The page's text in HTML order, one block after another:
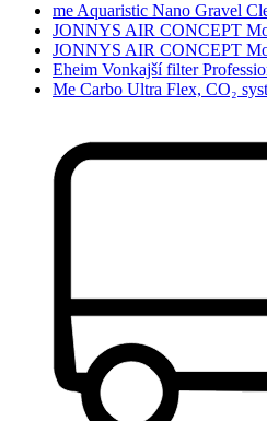
me Aquaristic Nano Gravel
JONNYS AIR CONCEPT
JONNYS AIR CONCEPT
Eheim Vonkajší filter
Me Carbo Ultra Flex, CO₂